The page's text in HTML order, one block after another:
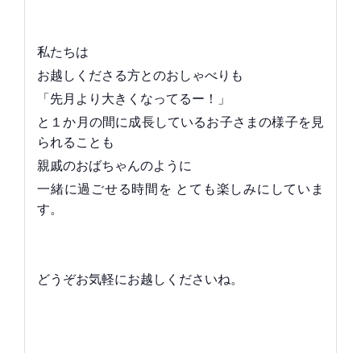
私たちは
お越しくださる方とのおしゃべりも
「先月より大きくなってるー！」
と１か月の間に成長しているお子さまの様子を見
られることも
親戚のおばちゃんのように
一緒に過ごせる時間を とても楽しみにしていま
す。
どうぞお気軽にお越しくださいね。